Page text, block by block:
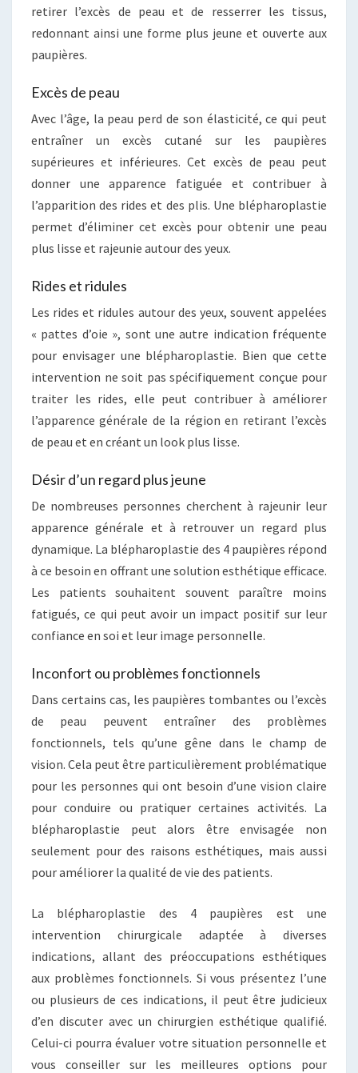
retirer l’excès de peau et de resserrer les tissus,
redonnant ainsi une forme plus jeune et ouverte aux
paupières.
Excès de peau
Avec l’âge, la peau perd de son élasticité, ce qui peut
entraîner un excès cutané sur les paupières
supérieures et inférieures. Cet excès de peau peut
donner une apparence fatiguée et contribuer à
l’apparition des rides et des plis. Une blépharoplastie
permet d’éliminer cet excès pour obtenir une peau
plus lisse et rajeunie autour des yeux.
Rides et ridules
Les rides et ridules autour des yeux, souvent appelées
« pattes d’oie », sont une autre indication fréquente
pour envisager une blépharoplastie. Bien que cette
intervention ne soit pas spécifiquement conçue pour
traiter les rides, elle peut contribuer à améliorer
l’apparence générale de la région en retirant l’excès
de peau et en créant un look plus lisse.
Désir d’un regard plus jeune
De nombreuses personnes cherchent à rajeunir leur
apparence générale et à retrouver un regard plus
dynamique. La blépharoplastie des 4 paupières répond
à ce besoin en offrant une solution esthétique efficace.
Les patients souhaitent souvent paraître moins
fatigués, ce qui peut avoir un impact positif sur leur
confiance en soi et leur image personnelle.
Inconfort ou problèmes fonctionnels
Dans certains cas, les paupières tombantes ou l’excès
de peau peuvent entraîner des problèmes
fonctionnels, tels qu’une gêne dans le champ de
vision. Cela peut être particulièrement problématique
pour les personnes qui ont besoin d’une vision claire
pour conduire ou pratiquer certaines activités. La
blépharoplastie peut alors être envisagée non
seulement pour des raisons esthétiques, mais aussi
pour améliorer la qualité de vie des patients.
La blépharoplastie des 4 paupières est une
intervention chirurgicale adaptée à diverses
indications, allant des préoccupations esthétiques
aux problèmes fonctionnels. Si vous présentez l’une
ou plusieurs de ces indications, il peut être judicieux
d’en discuter avec un chirurgien esthétique qualifié.
Celui-ci pourra évaluer votre situation personnelle et
vous conseiller sur les meilleures options pour